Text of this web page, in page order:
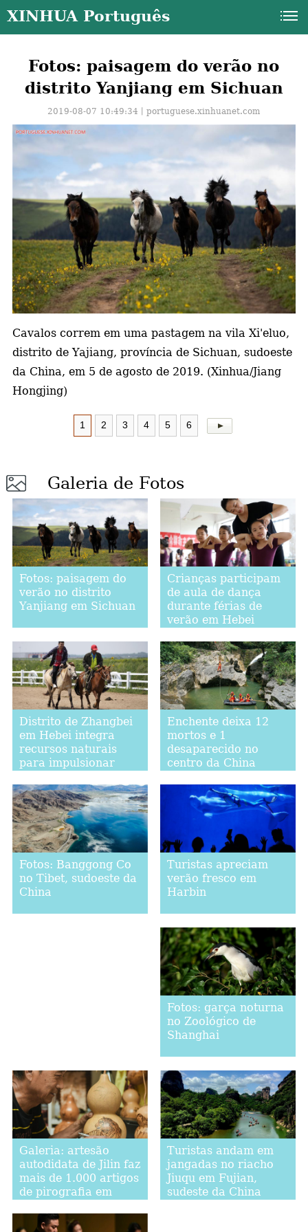
XINHUA Português
Fotos: paisagem do verão no
distrito Yanjiang em Sichuan
2019-08-07 10:49:34丨portuguese.xinhuanet.com
Cavalos correm em uma pastagem na vila Xi'eluo,
distrito de Yajiang, província de Sichuan, sudoeste
da China, em 5 de agosto de 2019. (Xinhua/Jiang
Hongjing)
1 2 3 4 5 6
Galeria de Fotos
Fotos: paisagem do
verão no distrito
Yanjiang em Sichuan
Crianças participam
de aula de dança
durante férias de
verão em Hebei
Distrito de Zhangbei
em Hebei integra
recursos naturais
para impulsionar
Enchente deixa 12
mortos e 1
desaparecido no
centro da China
Fotos: Banggong Co
no Tibet, sudoeste da
China
Turistas apreciam
verão fresco em
Harbin
Fotos: garça noturna
no Zoológico de
Shanghai
Galeria: artesão
autodidata de Jilin faz
mais de 1.000 artigos
de pirografia em
Turistas andam em
jangadas no riacho
Jiuqu em Fujian,
sudeste da China